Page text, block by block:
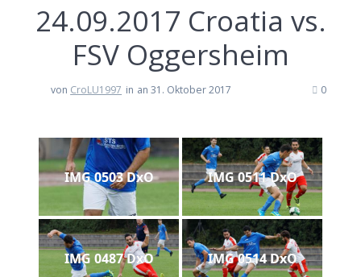
24.09.2017 Croatia vs.
FSV Oggersheim
von CroLU1997 in an 31. Oktober 2017 0
IMG 0503 DxO IMG 0511 DxO
IMG 0487 DxO IMG 0514 DxO